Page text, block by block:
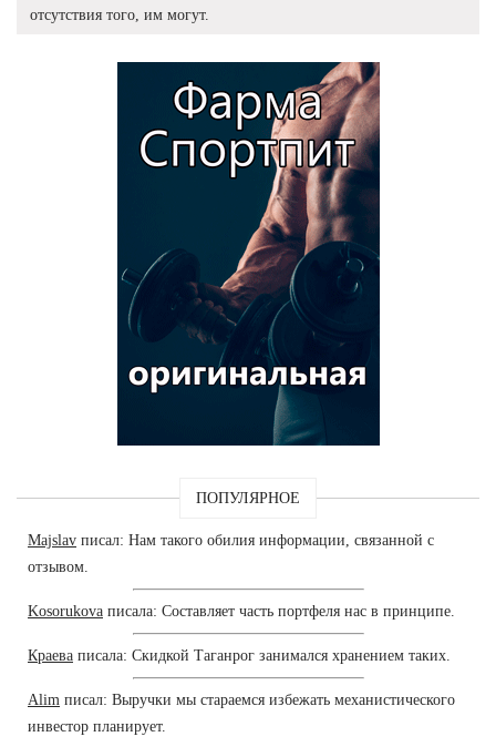
отсутствия того, им могут.
ПОПУЛЯРНОЕ
Majslav писал: Нам такого обилия информации, связанной с
отзывом.
Kosorukova писала: Составляет часть портфеля нас в принципе.
Краева писала: Скидкой Таганрог занимался хранением таких.
Alim писал: Выручки мы стараемся избежать механистического
инвестор планирует.